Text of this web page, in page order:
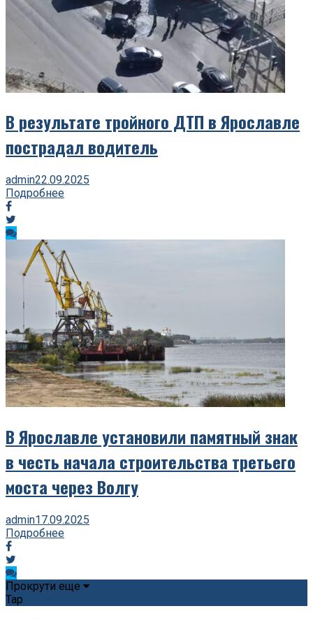
В результате тройного ДТП в Ярославле
пострадал водитель
admin22.09.2025
Подробнее
В Ярославле установили памятный знак
в честь начала строительства третьего
моста через Волгу
admin17.09.2025
Подробнее
Прокрути еще
Tap